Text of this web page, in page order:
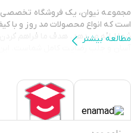
مجموعه نیوان، یک فروشگاه تخصصی
است که انواع محصولات مد روز و با
شما ارائه می‌دهد. هدف ما فراهم کردن
آسان و جلب رضایت کامل شماست.
هدف تیم نیوان فراتر از ارائه پوشاک
پایدار و مبتنی بر اعتماد با شما
طور مداوم در تلاش هستیم
مطالعه بیشتر